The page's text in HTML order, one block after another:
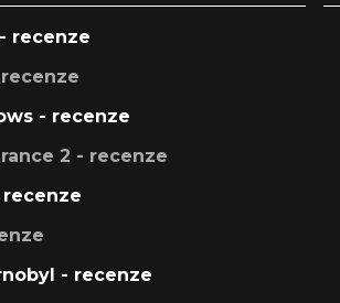
recenze
- recenze
2 - recenze
- recenze